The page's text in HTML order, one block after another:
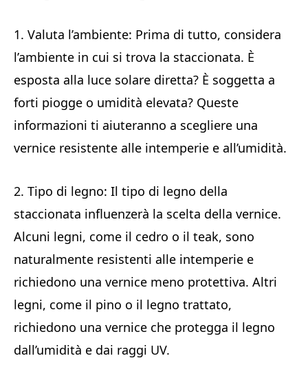
1. Valuta l’ambiente: Prima di tutto, considera
l’ambiente in cui si trova la staccionata. È
esposta alla luce solare diretta? È soggetta a
forti piogge o umidità elevata? Queste
informazioni ti aiuteranno a scegliere una
vernice resistente alle intemperie e all’umidità.
2. Tipo di legno: Il tipo di legno della
staccionata influenzerà la scelta della vernice.
Alcuni legni, come il cedro o il teak, sono
naturalmente resistenti alle intemperie e
richiedono una vernice meno protettiva. Altri
legni, come il pino o il legno trattato,
richiedono una vernice che protegga il legno
dall’umidità e dai raggi UV.